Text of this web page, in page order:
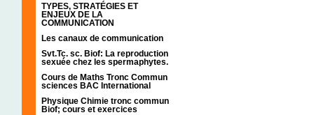
TYPES, STRATÉGIES ET
ENJEUX DE LA
COMMUNICATION
Les canaux de communication
Svt.Tc. sc. Biof: La reproduction
sexuée chez les spermaphytes.
Cours de Maths Tronc Commun
sciences BAC International
Physique Chimie tronc commun
Biof; cours et exercices